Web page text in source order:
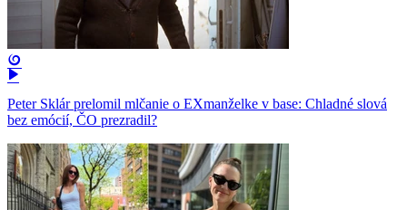
Peter Sklár prelomil mlčanie o EXmanželke v base: Chladné slová
bez emócií, ČO prezradil?